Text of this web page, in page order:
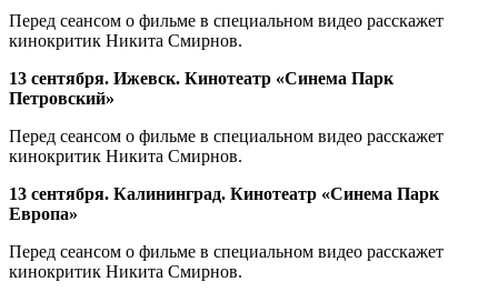
Перед сеансом о фильме в специальном видео расскажет
кинокритик Никита Смирнов.
13 сентября. Ижевск. Кинотеатр «Синема Парк
Петровский»
Перед сеансом о фильме в специальном видео расскажет
кинокритик Никита Смирнов.
13 сентября. Калининград. Кинотеатр «Синема Парк
Европа»
Перед сеансом о фильме в специальном видео расскажет
кинокритик Никита Смирнов.